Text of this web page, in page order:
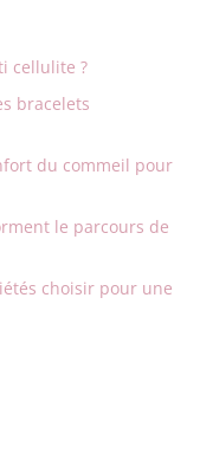
cellulite ?
bracelets
du commeil pour
le parcours de
choisir pour une